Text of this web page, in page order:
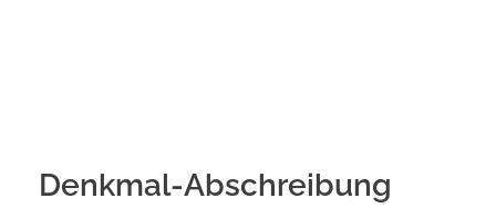
Denkmal-Abschreibung